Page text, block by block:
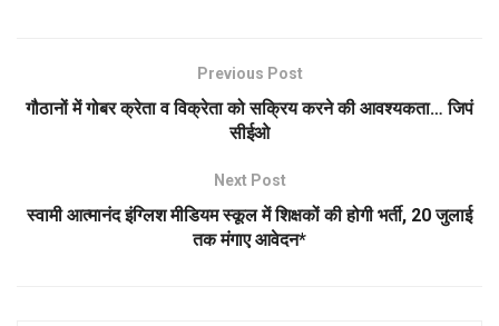
Previous Post
गौठानों में गोबर क्रेता व विक्रेता को सक्रिय करने की आवश्यकता… जिपं
सीईओ
Next Post
स्वामी आत्मानंद इंग्लिश मीडियम स्कूल में शिक्षकों की होगी भर्ती, 20 जुलाई
तक मंगाए आवेदन*